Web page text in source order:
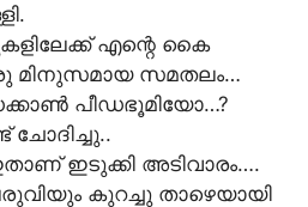
എന്റെ കൈ
മിനുസമായ സമതലം…
പീഡഭൂമിയോ…?
ചോദിച്ചു..
ഇടുക്കി അടിവാരം….
കുറച്ചു താഴെയായി